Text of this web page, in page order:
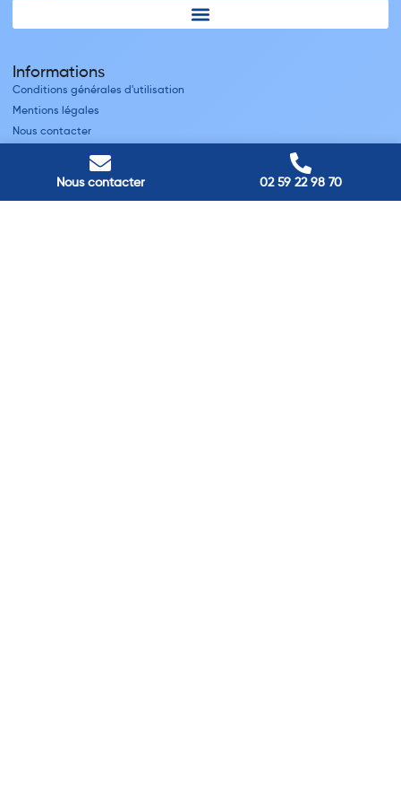
Nous contacter 02 59 22 98 70
Informations
Conditions générales d'utilisation
Mentions légales
Nous contacter